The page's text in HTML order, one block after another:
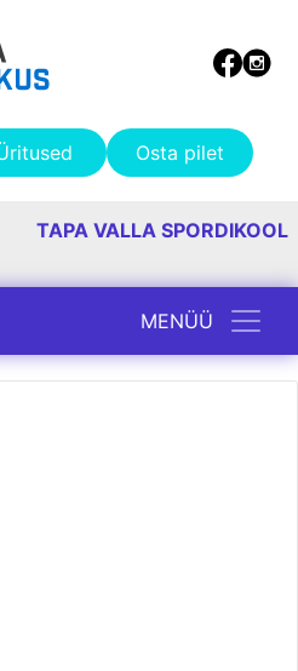
Osta pilet
TAPA VALLA SPORDIKOOL
MENÜÜ